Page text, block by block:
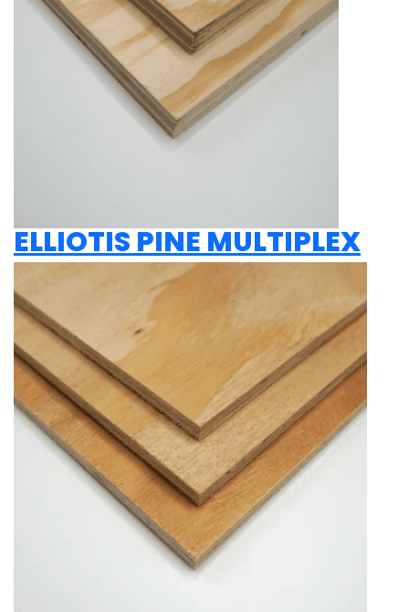
ELLIOTIS PINE MULTIPLEX